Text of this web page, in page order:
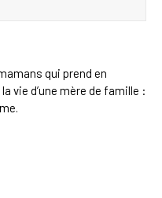
qui prend en
vie d’une mère de famille :